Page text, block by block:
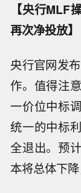
【央行MLF
再次净投放】
央行官网发
作。值得注
一价位中标
统一的中标
全退出。预
本将总体下